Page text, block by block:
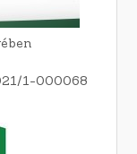
1-000068